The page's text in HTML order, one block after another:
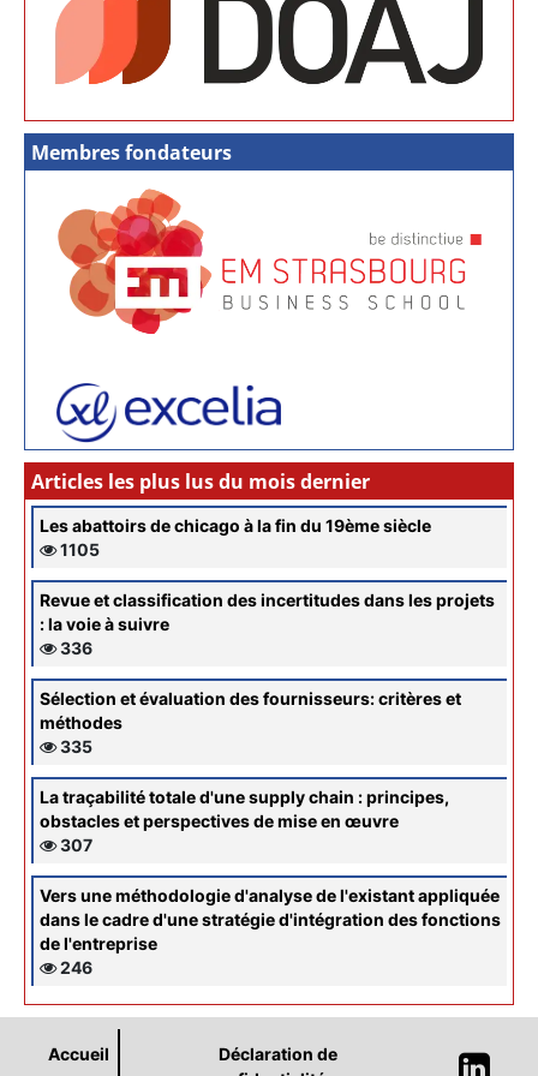
Membres fondateurs
Articles les plus lus du mois dernier
Les abattoirs de chicago à la fin du 19ème siècle
1105
Revue et classification des incertitudes dans les projets
: la voie à suivre
336
Sélection et évaluation des fournisseurs: critères et
méthodes
335
La traçabilité totale d'une supply chain : principes,
obstacles et perspectives de mise en œuvre
307
Vers une méthodologie d'analyse de l'existant appliquée
dans le cadre d'une stratégie d'intégration des fonctions
de l'entreprise
246
Accueil
Déclaration de